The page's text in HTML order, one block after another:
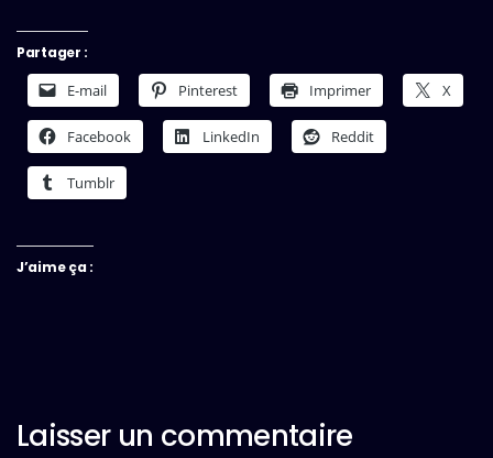
Partager :
E-mail Pinterest Imprimer X
Facebook LinkedIn Reddit
Tumblr
J’aime ça :
Laisser un commentaire